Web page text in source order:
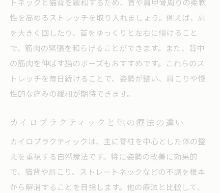
肩こりと猫背の関係性を解き明かすカイロプラ
クティックの視点
肩こりと猫背の複雑な関係を理解する
カイロプラクティックが提供する視点と解
決策
肩こり改善に寄与する姿勢の重要性
自然な方法でストレートネックを改善するカイ
ロプラクティックの力
性を高めるストレッチを取り入れましょう。例えば、肩
を大きく回したり、首をゆっくりと左右に傾けること
で、筋肉の緊張を和らげることができます。また、背中
の筋肉を伸ばす猫のポーズもおすすめです。これらのス
トレッチを毎日続けることで、姿勢が整い、肩こりや慢
性的な痛みの緩和が期待できます。
カイロプラクティックと他の療法の違い
カイロプラクティックは、主に脊柱を中心とした体の整
えを重視する自然療法です。特に姿勢の改善に効果的
で、猫背や肩こり、ストレートネックなどの不調を根本
から解消することを目指します。他の療法と比較して、